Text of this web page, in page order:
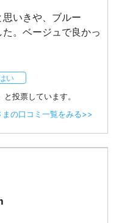
いきや、ブルー
。ベージュで良かっ
い
投票しています。
まの口コミ一覧をみる>>